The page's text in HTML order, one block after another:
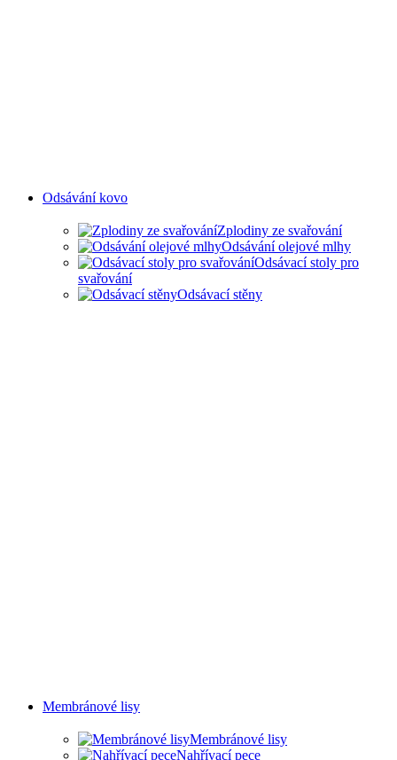
Odsávání kovo
Zplodiny ze svařování
Odsávání olejové mlhy
Odsávací stoly pro
svařování
Odsávací stěny
Membránové lisy
Membránové lisy
Nahřívací pece